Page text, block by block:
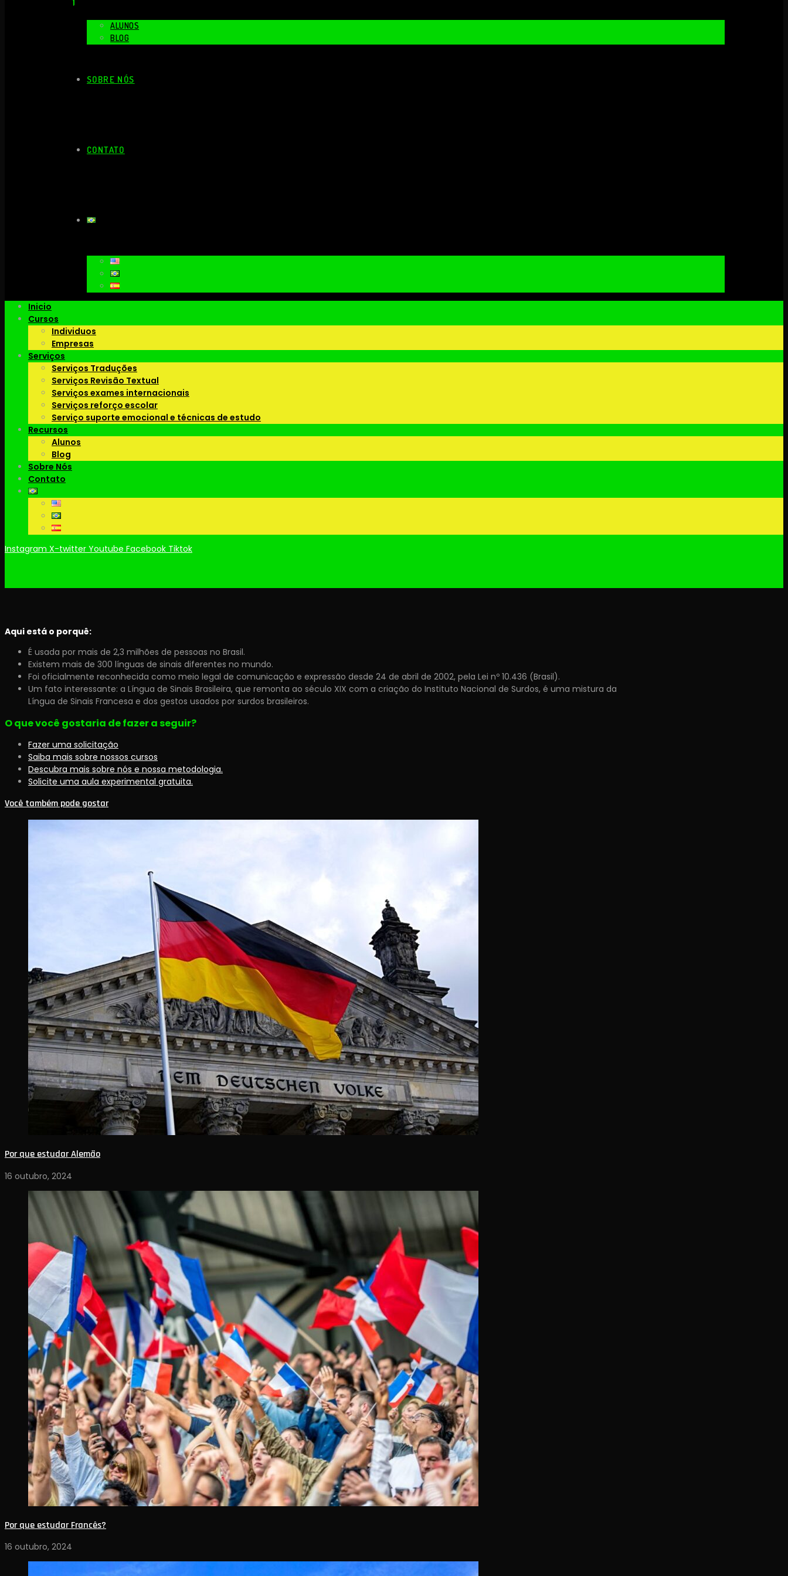
ALUNOS
BLOG
SOBRE NÓS
CONTATO
Inicio
Cursos
Individuos
Empresas
Serviços
Serviços Traduções
Serviços Revisão Textual
Serviços exames internacionais
Serviços reforço escolar
Serviço suporte emocional e técnicas de estudo
Recursos
Alunos
Blog
Sobre Nós
Contato
Instagram X-twitter Youtube Facebook Tiktok
Aqui está o porquê:
É usada por mais de 2,3 milhões de pessoas no Brasil.
Existem mais de 300 línguas de sinais diferentes no mundo.
Foi oficialmente reconhecida como meio legal de comunicação e expressão desde 24 de abril de 2002, pela Lei nº 10.436 (Brasil).
Um fato interessante: a Língua de Sinais Brasileira, que remonta ao século XIX com a criação do Instituto Nacional de Surdos, é uma mistura da
Língua de Sinais Francesa e dos gestos usados por surdos brasileiros.
O que você gostaria de fazer a seguir?
Fazer uma solicitação
Saiba mais sobre nossos cursos
Descubra mais sobre nós e nossa metodologia.
Solicite uma aula experimental gratuita.
Você também pode gostar
Por que estudar Alemão
16 outubro, 2024
Por que estudar Francês?
16 outubro, 2024